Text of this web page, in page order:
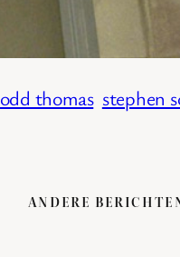
odd thomas stephen
ANDERE